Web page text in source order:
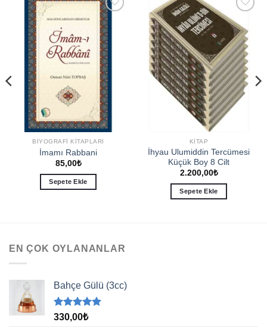
Add to
wishlist
BIYOGRAFI KITAPLARI
İmamı Rabbani
85,00₺
Sepete Ekle
Add to
wishlist
KITAP
İhyau Ulumiddin Tercümesi
Küçük Boy 8 Cilt
2.200,00₺
Sepete Ekle
EN ÇOK OYLANANLAR
Bahçe Gülü (3cc)
5 üzerinden
330,00₺